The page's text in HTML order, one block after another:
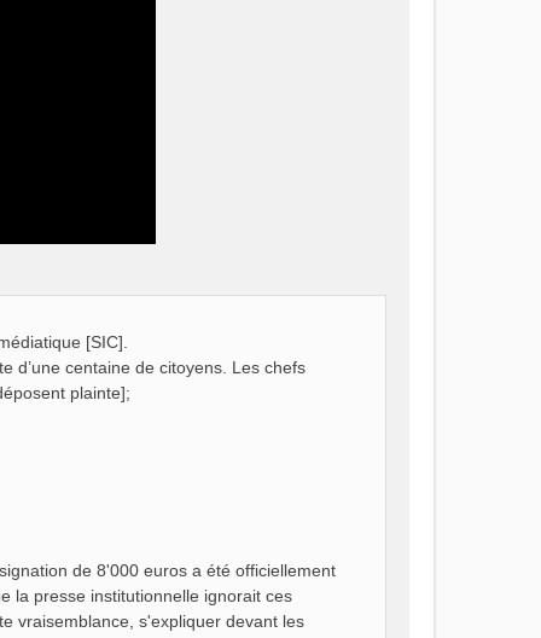
[SIC].
d’une centaine de citoyens. Les chefs
plainte];
de 8'000 euros a été officiellement
la presse institutionnelle ignorait ces
vraisemblance, s'expliquer devant les